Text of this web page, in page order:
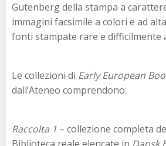
Gutenberg della stampa a
immagini facsimile a colori e ad
fonti stampate rare e difficilmente
Le collezioni di Early European
dall’Ateneo comprendono:
Raccolta 1 – collezione completa